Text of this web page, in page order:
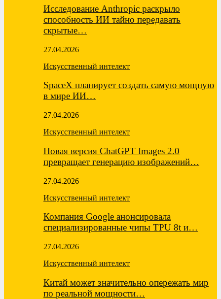
Исследование Anthropic раскрыло
способность ИИ тайно передавать
скрытые…
27.04.2026
Искусственный интелект
SpaceX планирует создать самую мощную
в мире ИИ…
27.04.2026
Искусственный интелект
Новая версия ChatGPT Images 2.0
превращает генерацию изображений…
27.04.2026
Искусственный интелект
Компания Google анонсировала
специализированные чипы TPU 8t и…
27.04.2026
Искусственный интелект
Китай может значительно опережать мир
по реальной мощности…